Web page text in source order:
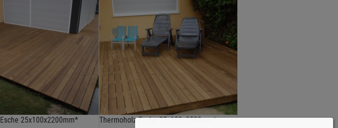
25x100x2200mm* Thermoholz Esche 25x100x2500mm*